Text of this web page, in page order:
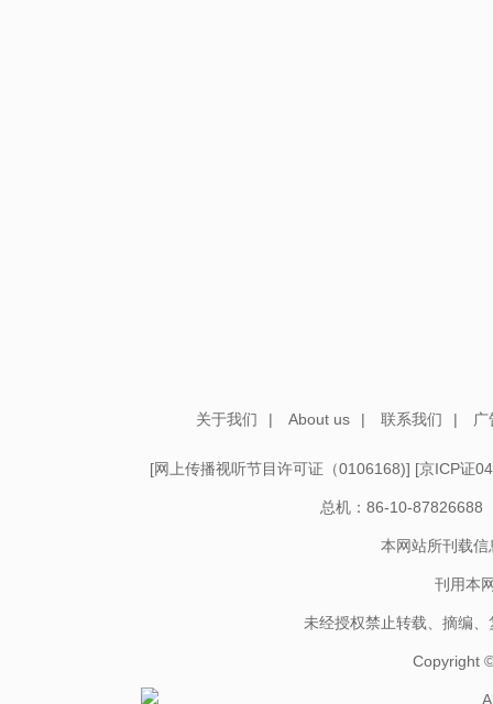
关于我们 | About us | 联系我们 |
[网上传播视听节目许可证（0106168)] [京ICP证
总机：86-10-87826688
本网站所刊载
刊用本
未经授权禁止转载、摘编
Copyright